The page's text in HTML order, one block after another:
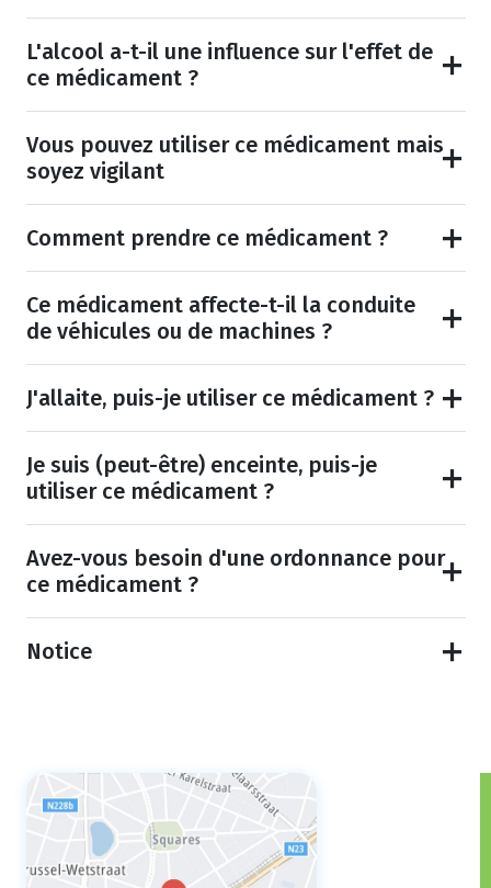
L'alcool a-t-il une influence sur l'effet de
ce médicament ?
Vous pouvez utiliser ce médicament mais
soyez vigilant
Comment prendre ce médicament ?
Ce médicament affecte-t-il la conduite
de véhicules ou de machines ?
J'allaite, puis-je utiliser ce médicament ?
Je suis (peut-être) enceinte, puis-je
utiliser ce médicament ?
Avez-vous besoin d'une ordonnance pour
ce médicament ?
Notice